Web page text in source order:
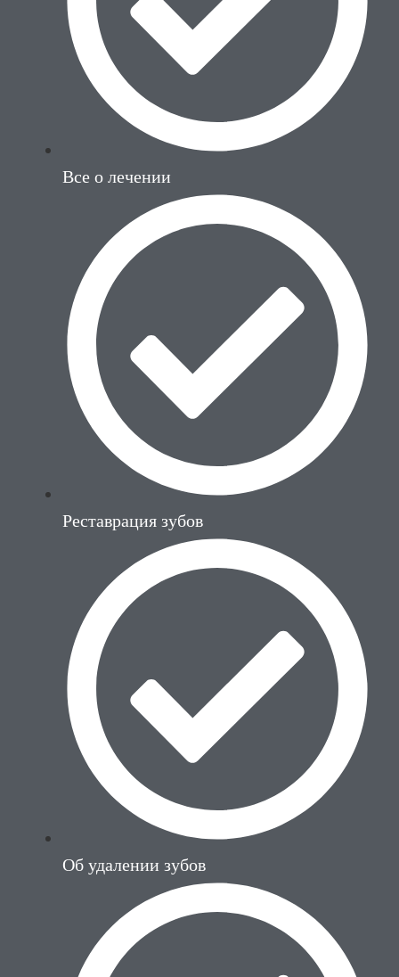
Все о лечении
Реставрация зубов
Об удалении зубов